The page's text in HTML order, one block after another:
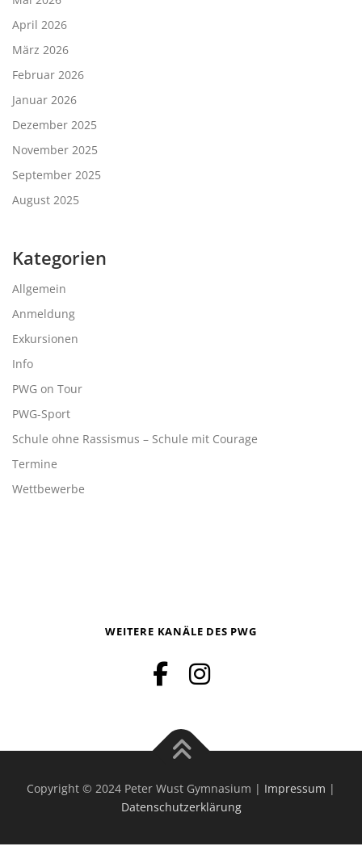
April 2026
März 2026
Februar 2026
Januar 2026
Dezember 2025
November 2025
September 2025
August 2025
Kategorien
Allgemein
Anmeldung
Exkursionen
Info
PWG on Tour
PWG-Sport
Schule ohne Rassismus – Schule mit Courage
Termine
Wettbewerbe
WEITERE KANÄLE DES PWG
Copyright © 2024 Peter Wust Gymnasium | Impressum |
Datenschutzerklärung